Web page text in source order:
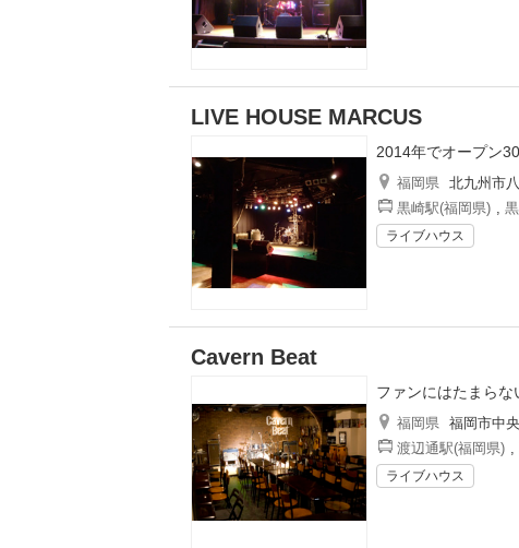
LIVE HOUSE MARCUS
2014年でオープン
福岡県 北九州市
黒崎駅(福岡県) ,
ライブハウス
Cavern Beat
ファンにはたまら
福岡県 福岡市中
渡辺通駅(福岡県) ,
ライブハウス